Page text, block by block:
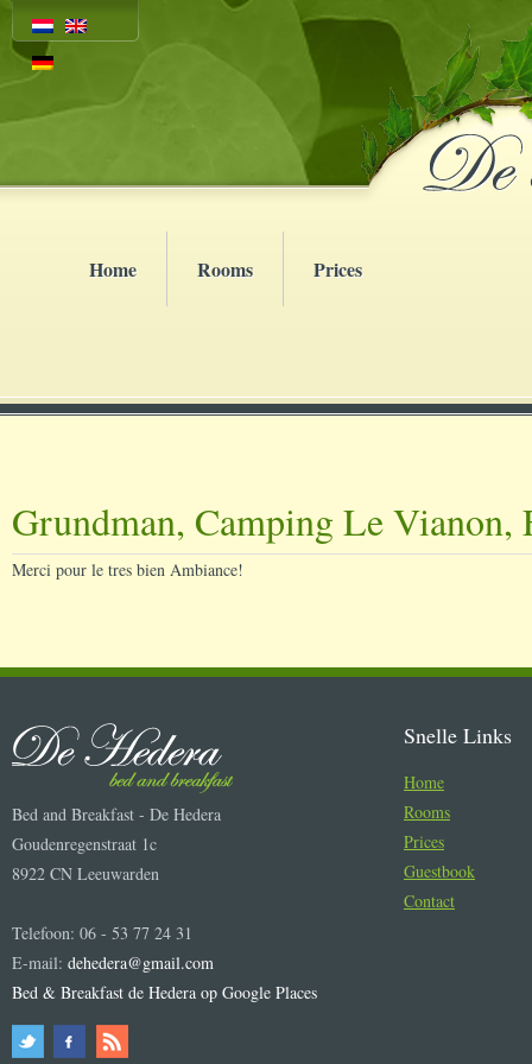
Home Rooms Prices
Grundman, Camping Le Vianon,
Merci pour le tres bien Ambiance!
Bed and Breakfast - De Hedera
Goudenregenstraat 1c
8922 CN Leeuwarden
Telefoon: 06 - 53 77 24 31
E-mail: dehedera@gmail.com
Bed & Breakfast de Hedera op Google Places
Snelle Links
Home
Rooms
Prices
Guestbook
Contact